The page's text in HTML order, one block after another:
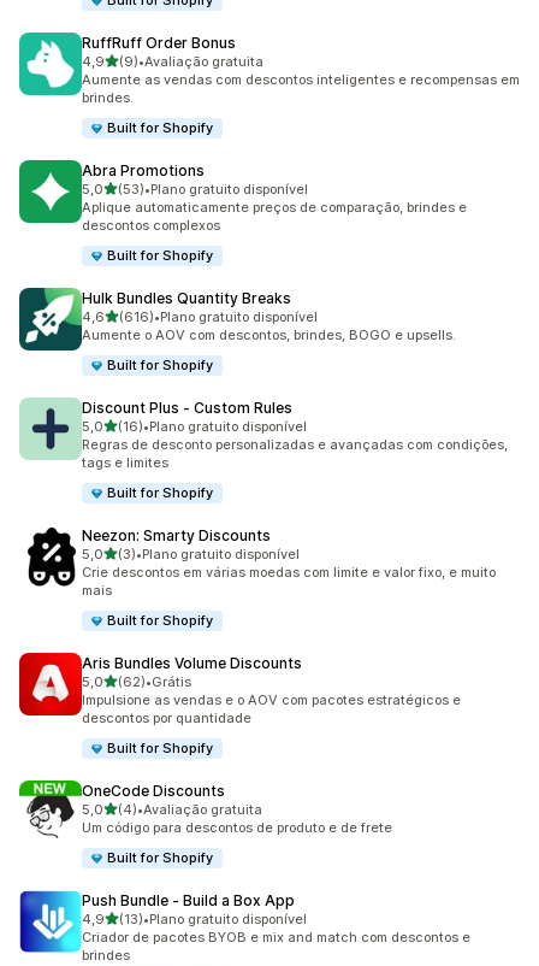
RuffRuff Order Bonus
4,9de 5 estrelas
(9)
9 avaliações ao todo
•Avaliação gratuita
Aumente as vendas com descontos inteligentes e recompensas em
brindes.
Built for Shopify
Abra Promotions
5,0de 5 estrelas
(53)
53 avaliações ao todo
•Plano gratuito disponível
Aplique automaticamente preços de comparação, brindes e
descontos complexos
Built for Shopify
Hulk Bundles Quantity Breaks
4,6de 5 estrelas
(616)
616 avaliações ao todo
•Plano gratuito disponível
Aumente o AOV com descontos, brindes, BOGO e upsells.
Built for Shopify
Discount Plus ‑ Custom Rules
5,0de 5 estrelas
(16)
16 avaliações ao todo
•Plano gratuito disponível
Regras de desconto personalizadas e avançadas com condições,
tags e limites
Built for Shopify
Neezon: Smarty Discounts
5,0de 5 estrelas
(3)
3 avaliações ao todo
•Plano gratuito disponível
Crie descontos em várias moedas com limite e valor fixo, e muito
mais
Built for Shopify
Aris Bundles Volume Discounts
5,0de 5 estrelas
(62)
62 avaliações ao todo
•Grátis
Impulsione as vendas e o AOV com pacotes estratégicos e
descontos por quantidade
Built for Shopify
OneCode Discounts
5,0de 5 estrelas
(4)
4 avaliações ao todo
•Avaliação gratuita
Um código para descontos de produto e de frete
Built for Shopify
Push Bundle ‑ Build a Box App
4,9de 5 estrelas
(13)
13 avaliações ao todo
•Plano gratuito disponível
Criador de pacotes BYOB e mix and match com descontos e
brindes